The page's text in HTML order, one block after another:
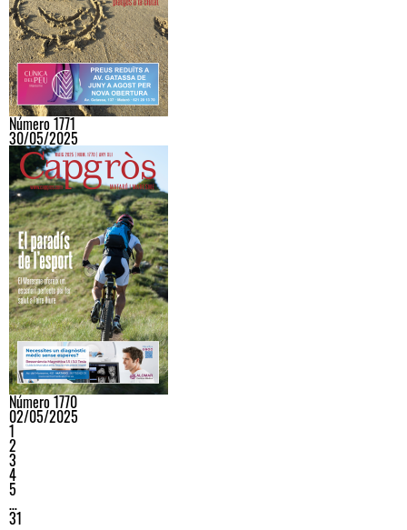
Número 1771
30/05/2025
Número 1770
02/05/2025
1
2
3
4
5
…
31